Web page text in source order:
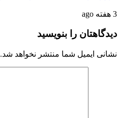
3 هفته ago
دیدگاهتان را بنویسید
نشانی ایمیل شما منتشر نخواهد شد.